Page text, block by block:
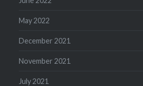
May 2022
December 2021
November 2021
July 2021